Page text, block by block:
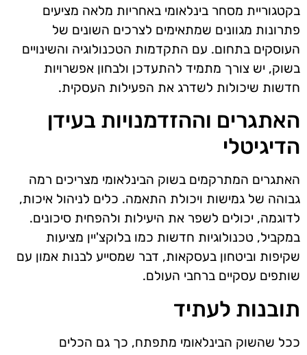
בקטגוריית מסחר בינלאומי באחריות מלאה מציעים
פתרונות מגוונים שמתאימים לצרכים השונים של
העוסקים בתחום. עם התקדמות הטכנולוגיה והשינויים
בשוק, יש צורך מתמיד להתעדכן ולבחון אפשרויות
חדשות שיכולות לשדרג את הפעילות העסקית.
האתגרים וההזדמנויות בעידן
הדיגיטלי
האתגרים המתרקמים בשוק הבינלאומי מצריכים רמה
גבוהה של גמישות ויכולת התאמה. כלים לניהול איכות,
לדוגמה, יכולים לשפר את היעילות ולהפחית סיכונים.
במקביל, טכנולוגיות חדשות כמו בלוקצ'יין מציעות
שקיפות וביטחון בעסקאות, דבר שמסייע לבנות אמון עם
שותפים עסקיים ברחבי העולם.
תובנות לעתיד
ככל שהשוק הבינלאומי מתפתח, כך גם הכלים